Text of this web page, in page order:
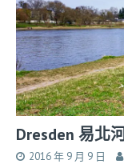
Dresden 易北
2016 年 9 月 9 日